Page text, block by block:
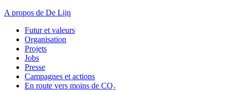
A propos de De Lijn
Futur et valeurs
Organisation
Projets
Jobs
Presse
Campagnes et actions
En route vers moins de CO₂